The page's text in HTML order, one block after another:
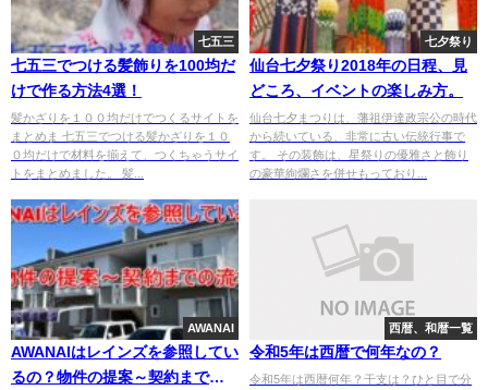
七五三
七五三でつける髪飾りを100均だ
けで作る方法4選！
髪かざりを１００均だけでつくるサイトを
まとめま 七五三でつける髪かざりを１０
０均だけで材料を揃えて、つくちゃうサイ
トをまとめました。 髪...
七夕祭り
仙台七夕祭り2018年の日程、見
どころ、イベントの楽しみ方。
仙台七夕まつりは、藩祖伊達政宗公の時代
から続いている、非常に古い伝統行事で
す。 その装飾は、星祭りの優雅さと飾り
の豪華絢爛さを併せもっており...
AWANAI
AWANAIはレインズを参照してい
るの？物件の提案～契約までの
西暦、和暦一覧
令和5年は西暦で何年なの？
令和5年は西暦何年？干支は？ひと目で分